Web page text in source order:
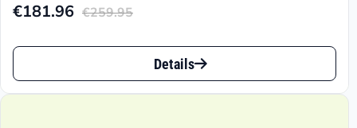
€259.95
Ursprünglicher
Preis
€259.95
€181.96
Aktueller
Preis
€181.96.
Dieses
Produkt
Details